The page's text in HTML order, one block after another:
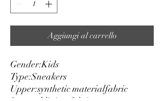
Aggiungi al carrello
Gender:Kids
Type:Sneakers
Upper:synthetic materialfabric